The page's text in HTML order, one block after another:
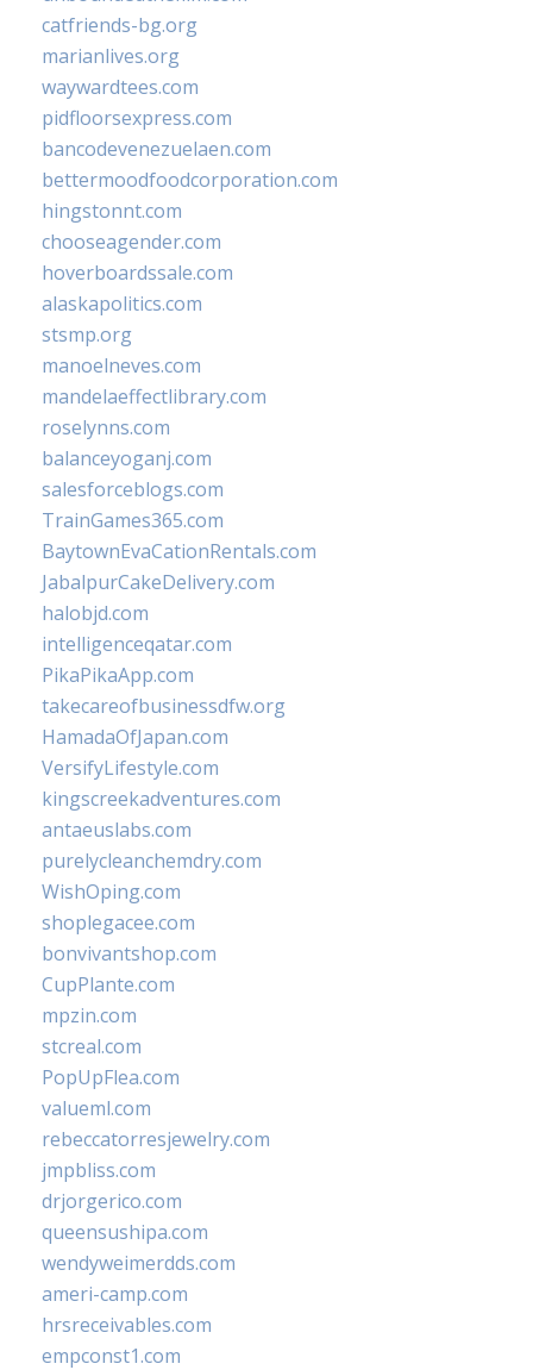
catfriends-bg.org
marianlives.org
waywardtees.com
pidfloorsexpress.com
bancodevenezuelaen.com
bettermoodfoodcorporation.com
hingstonnt.com
chooseagender.com
hoverboardssale.com
alaskapolitics.com
stsmp.org
manoelneves.com
mandelaeffectlibrary.com
roselynns.com
balanceyoganj.com
salesforceblogs.com
TrainGames365.com
BaytownEvaCationRentals.com
JabalpurCakeDelivery.com
halobjd.com
intelligenceqatar.com
PikaPikaApp.com
takecareofbusinessdfw.org
HamadaOfJapan.com
VersifyLifestyle.com
kingscreekadventures.com
antaeuslabs.com
purelycleanchemdry.com
WishOping.com
shoplegacee.com
bonvivantshop.com
CupPlante.com
mpzin.com
stcreal.com
PopUpFlea.com
valueml.com
rebeccatorresjewelry.com
jmpbliss.com
drjorgerico.com
queensushipa.com
wendyweimerdds.com
ameri-camp.com
hrsreceivables.com
empconst1.com